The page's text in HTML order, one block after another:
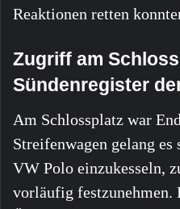
Reaktionen retten
Zugriff am
Sündenregister
Am Schlossplatz war
Streifenwagen gelang
VW Polo einzukesseln,
vorläufig festzunehmen.